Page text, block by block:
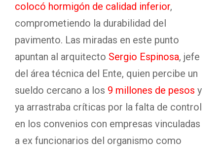
colocó hormigón de calidad inferior,
comprometiendo la durabilidad del
pavimento. Las miradas en este punto
apuntan al arquitecto Sergio Espinosa, jefe
del área técnica del Ente, quien percibe un
sueldo cercano a los 9 millones de pesos y
ya arrastraba críticas por la falta de control
en los convenios con empresas vinculadas
a ex funcionarios del organismo como